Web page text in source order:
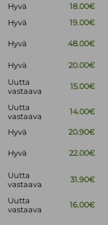
Hyvä
18.00€
Hyvä
19.00€
Hyvä 48.00€
Hyvä
20.00€
Uutta
vastaava
15.00€
Uutta
vastaava
14.00€
Hyvä
20.90€
Hyvä 22.00€
Uutta
vastaava
31.90€
Uutta
vastaava
16.00€